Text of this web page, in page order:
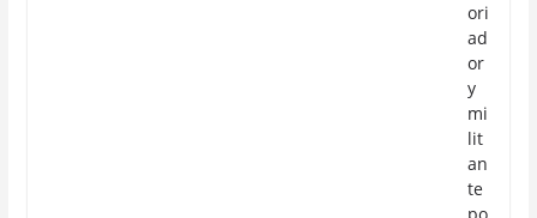
ori
ad
or
y
mi
lit
an
te